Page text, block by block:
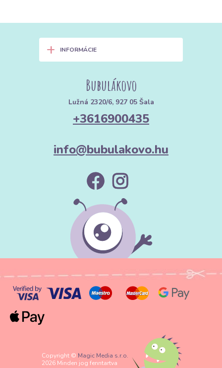
+ INFORMÁCIE
Bubulákovo
Lužná 2320/6, 927 05 Šala
+3616900435
info@bubulakovo.hu
Copyright © Magic Media s.r.o.
2026 Minden jog fenntartva